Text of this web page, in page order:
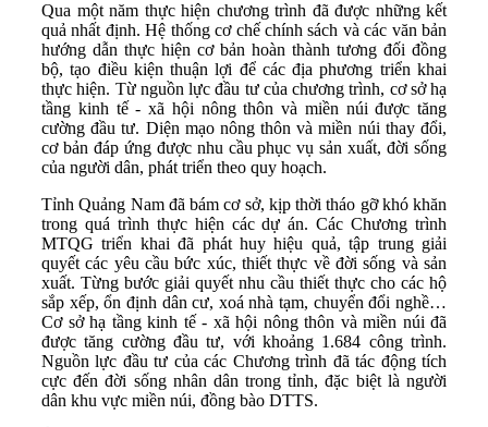
Qua một năm thực hiện chương trình đã được những kết
quả nhất định. Hệ thống cơ chế chính sách và các văn bản
hướng dẫn thực hiện cơ bản hoàn thành tương đối đồng
bộ, tạo điều kiện thuận lợi để các địa phương triển khai
thực hiện. Từ nguồn lực đầu tư của chương trình, cơ sở hạ
tầng kinh tế - xã hội nông thôn và miền núi được tăng
cường đầu tư. Diện mạo nông thôn và miền núi thay đổi,
cơ bản đáp ứng được nhu cầu phục vụ sản xuất, đời sống
của người dân, phát triển theo quy hoạch.
Tỉnh Quảng Nam đã bám cơ sở, kịp thời tháo gỡ khó khăn
trong quá trình thực hiện các dự án. Các Chương trình
MTQG triển khai đã phát huy hiệu quả, tập trung giải
quyết các yêu cầu bức xúc, thiết thực về đời sống và sản
xuất. Từng bước giải quyết nhu cầu thiết thực cho các hộ
sắp xếp, ổn định dân cư, xoá nhà tạm, chuyển đổi nghề…
Cơ sở hạ tầng kinh tế - xã hội nông thôn và miền núi đã
được tăng cường đầu tư, với khoảng 1.684 công trình.
Nguồn lực đầu tư của các Chương trình đã tác động tích
cực đến đời sống nhân dân trong tỉnh, đặc biệt là người
dân khu vực miền núi, đồng bào DTTS.